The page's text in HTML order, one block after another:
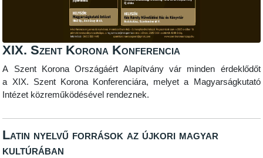
XIX. Szent Korona Konferencia
A Szent Korona Országáért Alapítvány vár minden érdeklődőt
a XIX. Szent Korona Konferenciára, melyet a Magyarságkutató
Intézet közreműködésével rendeznek.
Latin nyelvű források az újkori magyar
kultúrában